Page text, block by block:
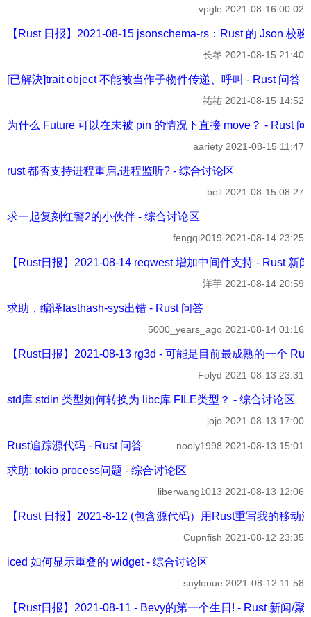
vpgle 2021-08-16 00:02
【Rust 日报】2021-08-15 jsonschema-rs：Rust 的 Json 校
长琴 2021-08-15 21:40
[已解決]trait object 不能被当作子物件传递、呼叫 - Rust 问答
祐祐 2021-08-15 14:52
为什么 Future 可以在未被 pin 的情况下直接 move？ - Rust 问
aariety 2021-08-15 11:47
rust 都否支持进程重启,进程监听? - 综合讨论区
bell 2021-08-15 08:27
求一起复刻红警2的小伙伴 - 综合讨论区
fengqi2019 2021-08-14 23:25
【Rust日报】2021-08-14 reqwest 增加中间件支持 - Rust 新
洋芋 2021-08-14 20:59
求助，编译fasthash-sys出错 - Rust 问答
5000_years_ago 2021-08-14 01:16
【Rust日报】2021-08-13 rg3d - 可能是目前最成熟的一个
Folyd 2021-08-13 23:31
std库 stdin 类型如何转换为 libc库 FILE类型？ - 综合讨论区
jojo 2021-08-13 17:00
Rust追踪源代码 - Rust 问答 nooly1998 2021-08-13 15:01
求助: tokio process问题 - 综合讨论区
liberwang1013 2021-08-13 12:06
【Rust 日报】2021-8-12 (包含源代码）用Rust重写我的移动
Cupnfish 2021-08-12 23:35
iced 如何显示重叠的 widget - 综合讨论区
snylonue 2021-08-12 11:58
【Rust日报】2021-08-11 - Bevy的第一个生日! - Rust 新闻/聚